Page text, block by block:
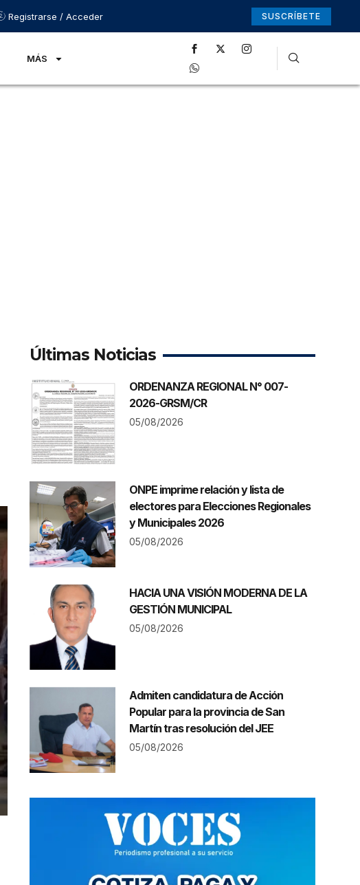
Registrarse / Acceder SUSCRÍBETE
MÁS
Últimas Noticias
ORDENANZA REGIONAL N° 007-
2026-GRSM/CR
05/08/2026
ONPE imprime relación y lista de
electores para Elecciones Regionales
y Municipales 2026
05/08/2026
HACIA UNA VISIÓN MODERNA DE LA
GESTIÓN MUNICIPAL
05/08/2026
Admiten candidatura de Acción
Popular para la provincia de San
Martín tras resolución del JEE
05/08/2026